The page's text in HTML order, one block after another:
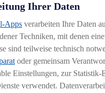
Führungserfahrung in
zu begeistern und zu
Ihrer Daten
Apps verarbeiten Ihre Daten
Techniken, mit denen
sind teilweise technisch
oder gemeinsam
Einstellungen, zur Statistik-
verwendet.